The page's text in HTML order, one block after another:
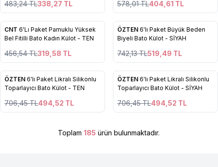
483,24TL338,27 TL 578,01TL404,61 TL
Yeni
%30
Favorilere Ekle
6
CNT 6'Lı Paket Pamuklu Yüksek
Bel Fitilli Bato Kadın Külot - TEN
456,54TL319,58 TL
%30
Favorilere Ekle
5
ÖZTEN 6'lı Paket Büyük Beden
Biyeli Bato Külot - SİYAH
742,13TL519,49 TL
%30
Favorilere Ekle
4
ÖZTEN 6'lı Paket Likralı Silikonlu
Toparlayıcı Bato Külot - TEN
706,45TL494,52 TL
%30
Favorilere Ekle
4
ÖZTEN 6'lı Paket Likralı Silikonlu
Toparlayıcı Bato Külot - SİYAH
706,45TL494,52 TL
Toplam185 ürün bulunmaktadır.